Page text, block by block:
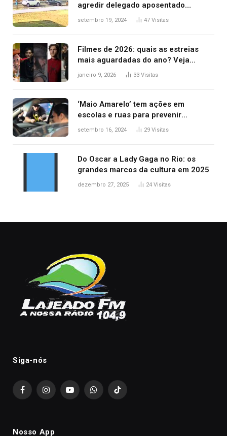
agredir delegado aposentado
durante confusão no trânsito
setembro 19, 2024 47 Visitas
Filmes de 2026: quais as estreias
mais aguardadas do ano? Veja
principais lançamentos do cinema
janeiro 9, 2026 33 Visitas
‘Maio Amarelo’ tem ações em
escolas e ruas para prevenir
acidentes no trânsito no AP
setembro 16, 2024 29 Visitas
Do Oscar a Lady Gaga no Rio: os
grandes marcos da cultura em 2025
dezembro 27, 2025 24 Visitas
Siga-nós
FacebookInstagramYouTubeWhatsAppTikTok
Nosso App